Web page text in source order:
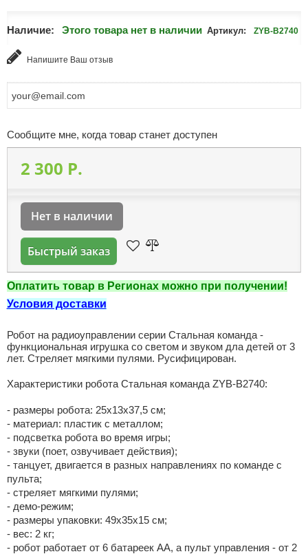
Наличие: Этого товара нет в наличии Артикул: ZYB-B2740
Напишите Ваш отзыв
Сообщите мне, когда товар станет доступен
2 300 P.
Нет в наличии
Быстрый заказ
Оплатить товар в Регионах можно при получении!
Условия доставки
Робот на радиоуправлении серии Стальная команда -
функциональная игрушка со светом и звуком дла детей от 3
лет. Стреляет мягкими пулями. Русифицирован.
Характеристики робота Стальная команда ZYB-B2740:
- размеры робота: 25х13х37,5 см;
- материал: пластик с металлом;
- подсветка робота во время игры;
- звуки (поет, озвучивает действия);
- танцует, двигается в разных направлениях по команде с
пульта;
- стреляет мягкими пулями;
- демо-режим;
- размеры упаковки: 49х35х15 см;
- вес: 2 кг;
- робот работает от 6 батареек АА, а пульт управления - от 2